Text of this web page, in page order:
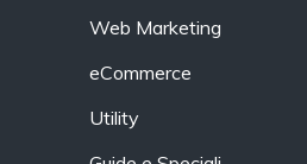
Web Marketing
eCommerce
Utility